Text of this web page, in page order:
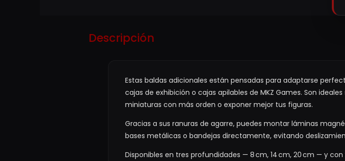
Descripción
Estas baldas adicionales están pensadas para adaptarse
cajas de exhibición o cajas apilables de MKZ Games. Son
miniaturas con más orden o exponer mejor tus figuras.
Gracias a sus ranuras de agarre, puedes montar láminas
bases metálicas o bandejas directamente, evitando
Disponibles en tres profundidades — 8 cm, 14 cm, 20 cm — y